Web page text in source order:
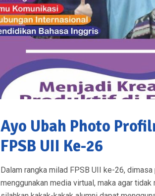
Ayo Ubah Photo
FPSB UII Ke-26
Dalam rangka milad FPSB UII ke-26,
menggunakan media virtual, maka agar